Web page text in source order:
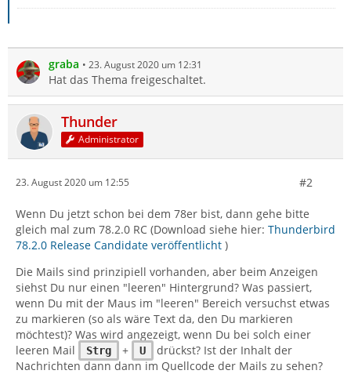
graba 23. August 2020 um 12:31
Hat das Thema freigeschaltet.
Thunder
Administrator
23. August 2020 um 12:55 #2
Wenn Du jetzt schon bei dem 78er bist, dann gehe bitte
gleich mal zum 78.2.0 RC (Download siehe hier: Thunderbird
78.2.0 Release Candidate veröffentlicht )
Die Mails sind prinzipiell vorhanden, aber beim Anzeigen
siehst Du nur einen "leeren" Hintergrund? Was passiert,
wenn Du mit der Maus im "leeren" Bereich versuchst etwas
zu markieren (so als wäre Text da, den Du markieren
möchtest)? Was wird angezeigt, wenn Du bei solch einer
leeren Mail
Strg + U
drückst? Ist der Inhalt der
Nachrichten dann dann im Quellcode der Mails zu sehen?